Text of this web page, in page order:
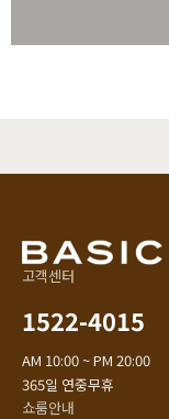
고객센터
1522-4015
AM 10:00 ~ PM 20:00
365일 연중무휴
쇼룸안내